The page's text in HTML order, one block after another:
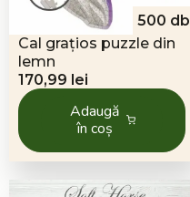
500 db
Cal grațios puzzle din
lemn
170,99 lei
Adaugă
în coș